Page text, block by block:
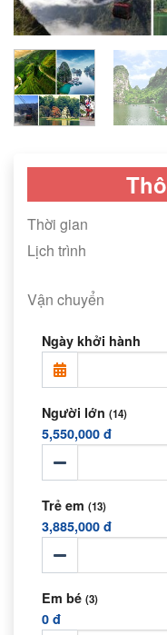
Thời gian
Lịch trình
Vận chuyển
Ngày khởi hành
Người lớn (14)
5,550,000 đ
Trẻ em (13)
3,885,000 đ
Em bé (3)
0 đ